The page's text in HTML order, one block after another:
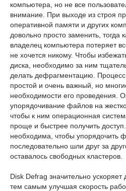
компьютера, но не все
внимание. При выходе из строя
оперативной памяти и других
довольно просто заменить, тогда
владелец компьютера потеряет
не хочется никому. Чтобы
диска, необходимо за ним
делать дефрагментацию.
простой и очень важный, но
необходимости его проведения.
упорядочивание файлов на
чтобы к ним операционная
проще и быстрее получить
необходима, чтобы упорядочить
последовательно шли друг за
оставалось свободных кластеров.
Disk Defrag значительно
тем самым улучшая скорость